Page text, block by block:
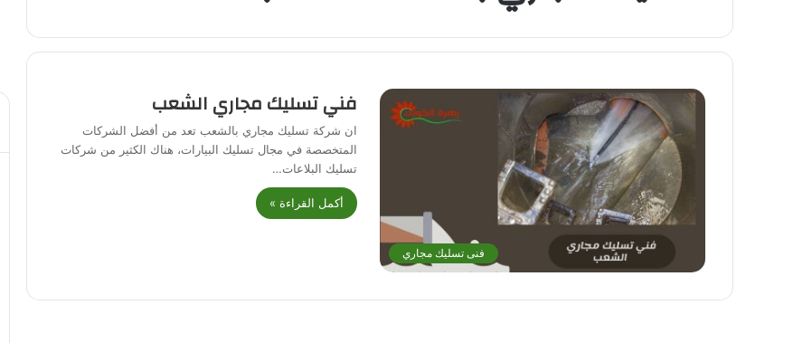
فنى تسليك مجاري
فني تسليك مجاري الشعب
ان شركة تسليك مجاري بالشعب تعد من أفضل الشركات
المتخصصة في مجال تسليك البيارات، هناك الكثير من شركات
تسليك البلاعات…
أكمل القراءة »